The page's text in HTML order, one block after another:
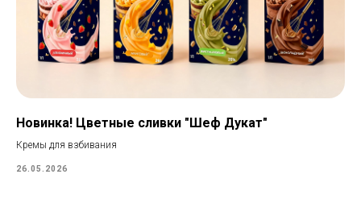
Новинка! Цветные сливки "Шеф Дукат"
Кремы для взбивания
26.05.2026